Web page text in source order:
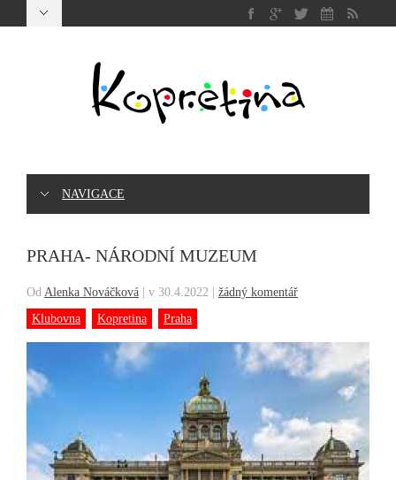
NAVIGACE
PRAHA- NÁRODNÍ MUZEUM
Od Alenka Nováčková v 30.4.2022
žádný komentář
Klubovna
Kopretina Praha